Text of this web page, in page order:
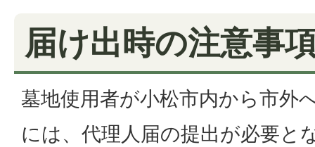
届け出時の注意事
墓地使用者が小松市内から市外
には、代理人届の提出が必要と